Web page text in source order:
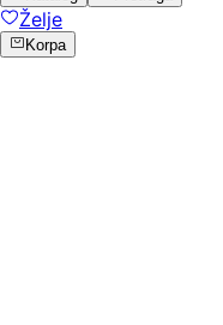
Želje
Korpa